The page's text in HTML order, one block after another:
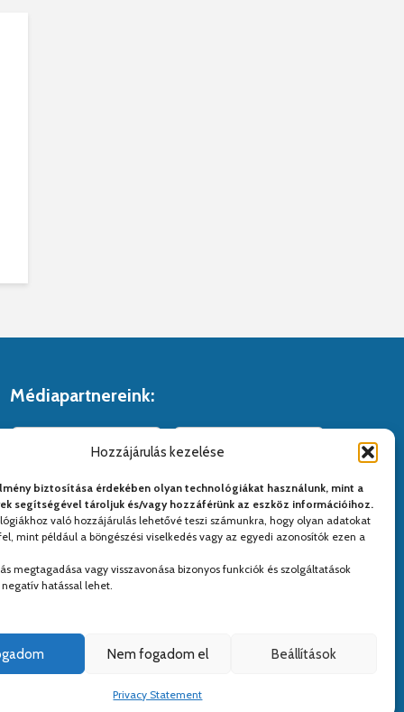
Hozzájárulás kezelése
biztosítása érdekében olyan technológiákat használunk, mint a
segítségével tároljuk és/vagy hozzáférünk az eszköz információihoz.
való hozzájárulás lehetővé teszi számunkra, hogy olyan adatokat
mint például a böngészési viselkedés vagy az egyedi azonosítók ezen a
megtagadása vagy visszavonása bizonyos funkciók és szolgáltatások
hatással lehet.
Nem fogadom el Beállítások
Privacy Statement
Médiapartnereink: